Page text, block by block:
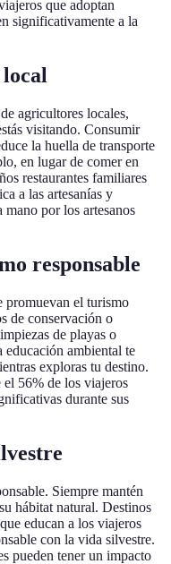
que adoptan
significativamente a la
local
agricultores locales,
visitando. Consumir
la huella de transporte
en lugar de comer en
restaurantes familiares
a las artesanías y
por los artesanos
responsable
promuevan el turismo
de conservación o
de playas o
educación ambiental te
exploras tu destino.
el 56% de los viajeros
durante sus
Siempre mantén
hábitat natural. Destinos
educan a los viajeros
con la vida silvestre.
pueden tener un impacto